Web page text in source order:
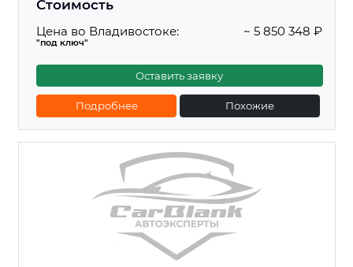
Стоимость
Цена во Владивостоке:
"под ключ"
~ 5 850 348 ₽
Оставить заявку
Подробнее Похожие